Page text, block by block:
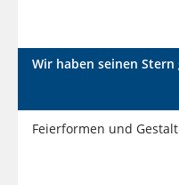
Wir haben seinen Stern
Feierformen und